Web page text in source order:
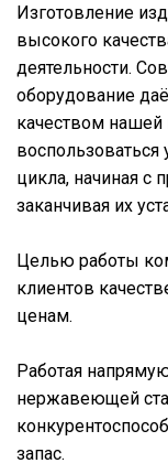
Изготовление
высокого
деятельности.
оборудование
качеством нашей
воспользоваться
цикла, начиная с
заканчивая их
Целью работы
клиентов
ценам.
Работая
нержавеющей
запас.